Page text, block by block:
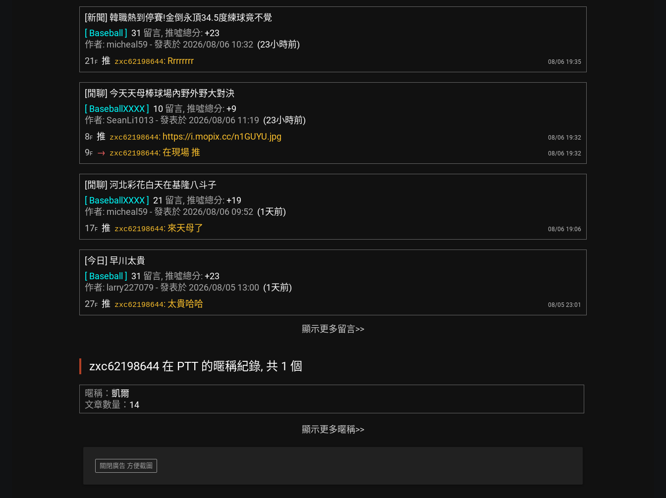
[新聞] 韓職熱到停賽!金倒永頂34.5度練球竟不覺
[ Baseball ] 31 留言, 推噓總分: +23
作者: micheal59 - 發表於 2026/08/06 10:32 (23小時前)
21 F 推 zxc62198644: Rrrrrrrr 08/06 19:35
[閒聊] 今天天母棒球場內野外野大對決
[ BaseballXXXX ] 10 留言, 推噓總分: +9
作者: SeanLi1013 - 發表於 2026/08/06 11:19 (23小時前)
8F 推 zxc62198644: https://i.mopix.cc/n1GUYU.jpg 08/06 19:32
9F → zxc62198644: 在現場 推 08/06 19:32
[閒聊] 河北彩花白天在基隆八斗子
[ BaseballXXXX ] 21 留言, 推噓總分: +19
作者: micheal59 - 發表於 2026/08/06 09:52 (1天前)
17F 推 zxc62198644: 來天母了 08/06 19:06
[今日] 早川太貴
[ Baseball ] 31 留言, 推噓總分: +23
作者: larry227079 - 發表於 2026/08/05 13:00 (1天前)
27F 推 zxc62198644: 太貴哈哈 08/05 23:01
顯示更多留言>>
zxc62198644 在 PTT 的暱稱紀錄, 共 1 個
暱稱： 凱爾
文章數量： 14
顯示更多暱稱>>
關閉廣告 方便截圖